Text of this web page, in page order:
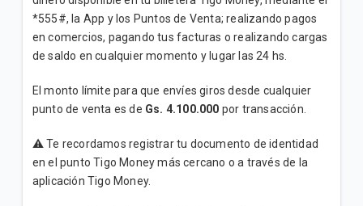
*555#, la App y los Puntos de Venta; realizando pagos
en comercios, pagando tus facturas o realizando cargas
de saldo en cualquier momento y lugar las 24 hs.
El monto límite para que envíes giros desde cualquier
punto de venta es de Gs. 4.100.000 por transacción.
⚠️ Te recordamos registrar tu documento de identidad
en el punto Tigo Money más cercano o a través de la
aplicación Tigo Money.